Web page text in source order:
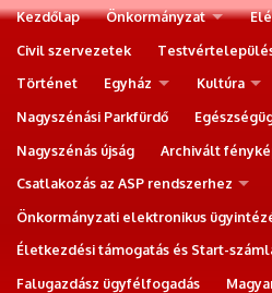
Kezdőlap Önkormányzat
Civil szervezetek
Történet
Egyház Kultúra
Nagyszénási Parkfürdő
Nagyszénás újság
Archivált
Csatlakozás az ASP rendszerhez
Önkormányzati elektronikus
Életkezdési támogatás és Start-
Falugazdász ügyfélfogadás